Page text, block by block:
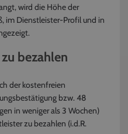
wird die Höhe der
im Dienstleister-Profil und in
bezahlen
der kostenfreien
bzw. 48
in weniger als 3 Wochen)
zu bezahlen (i.d.R.